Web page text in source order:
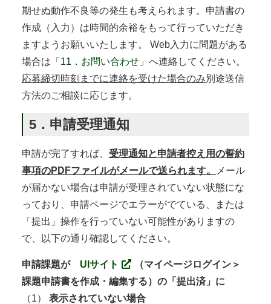
期せぬ動作不良等の発生も考えられます。申請書の
作成（入力）は時間的余裕をもって行っていただき
ますようお願いいたします。 Web入力に問題がある
場合は「 11．お問い合わせ」へ連絡してください。
応募締切時刻までに連絡を受けた場合のみ別途送信
方法のご相談に応じます。
5．申請受理通知
申請が完了すれば、 受理通知と申請者控え用の誓約
事項のPDFファイルがメールで送られます。
メール
が届かない場合は申請が受理されていない状態にな
っており、申請ページでエラーがでている、または
「提出」操作を行っていない可能性がありますの
で、以下の通り確認してください。
申請課題が UIサイト
（マイページログイン＞
課題申請書を作成・編集する）の「提出済」に
（1） 表示されていない場合